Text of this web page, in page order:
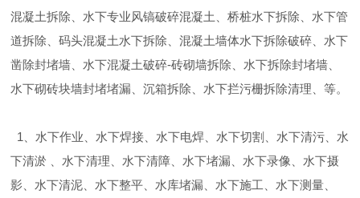
混凝土拆除、水下专业风镐破碎混凝土、桥桩水下拆除、水下管
道拆除、码头混凝土水下拆除、混凝土墙体水下拆除破碎、水下
凿除封堵墙、水下混凝土破碎-砖砌墙拆除、水下拆除封堵墙、
水下砌砖块墙封堵堵漏、沉箱拆除、水下拦污栅拆除清理、等。
1、水下作业、水下焊接、水下电焊、水下切割、水下清污、水
下清淤 、水下清理、水下清障、水下堵漏、水下录像、水下摄
影、水下清泥、水下整平、水库堵漏、水下施工、水下测量、